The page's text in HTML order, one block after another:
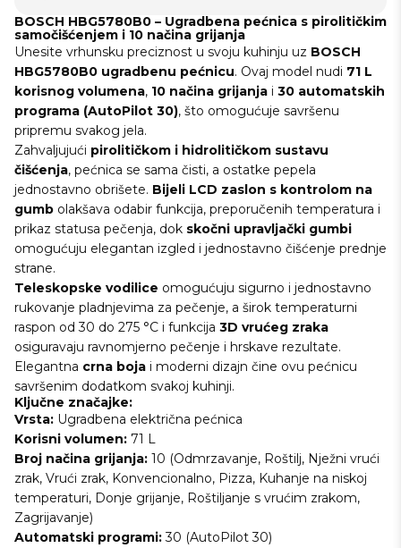
BOSCH HBG5780B0 – Ugradbena pećnica s pirolitičkim
samočišćenjem i 10 načina grijanja
Unesite vrhunsku preciznost u svoju kuhinju uz BOSCH
HBG5780B0 ugradbenu pećnicu. Ovaj model nudi 71 L
korisnog volumena, 10 načina grijanja i 30 automatskih
programa (AutoPilot 30), što omogućuje savršenu
pripremu svakog jela.
Zahvaljujući pirolitičkom i hidrolitičkom sustavu
čišćenja, pećnica se sama čisti, a ostatke pepela
jednostavno obrišete. Bijeli LCD zaslon s kontrolom na
gumb olakšava odabir funkcija, preporučenih temperatura i
prikaz statusa pečenja, dok skočni upravljački gumbi
omogućuju elegantan izgled i jednostavno čišćenje prednje
strane.
Teleskopske vodilice omogućuju sigurno i jednostavno
rukovanje pladnjevima za pečenje, a širok temperaturni
raspon od 30 do 275 °C i funkcija 3D vrućeg zraka
osiguravaju ravnomjerno pečenje i hrskave rezultate.
Elegantna crna boja i moderni dizajn čine ovu pećnicu
savršenim dodatkom svakoj kuhinji.
Ključne značajke:
Vrsta: Ugradbena električna pećnica
Korisni volumen: 71 L
Broj načina grijanja: 10 (Odmrzavanje, Roštilj, Nježni vrući
zrak, Vrući zrak, Konvencionalno, Pizza, Kuhanje na niskoj
temperaturi, Donje grijanje, Roštiljanje s vrućim zrakom,
Zagrijavanje)
Automatski programi:30 (AutoPilot 30)